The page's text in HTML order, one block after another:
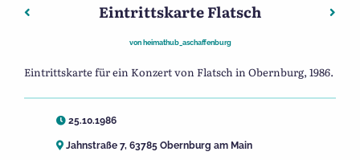
Beitragsnavigation
Vorheriger: Eintrittskarte Family of Percussion
Eintrittskarte Flatsch
von heimathub_aschaffenburg
Eintrittskarte für ein Konzert von Flatsch in Obernburg, 1986.
25.10.1986
Jahnstraße 7, 63785 Obernburg am Main